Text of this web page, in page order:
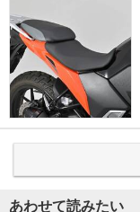
あわせて読みたい